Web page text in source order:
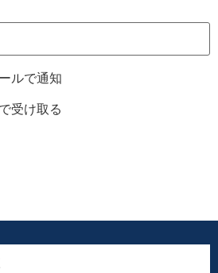
ルで通知
受け取る